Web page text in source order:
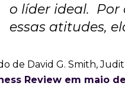
o líder ideal.
essas atitudes,
de David G. Smith,
Review em maio